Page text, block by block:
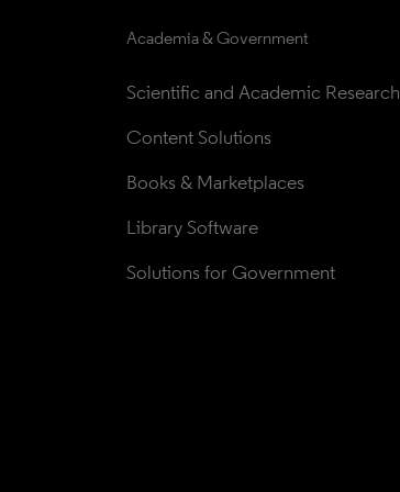
Academia & Government
Scientific and Academic Research
Content Solutions
Books & Marketplaces
Library Software
Solutions for Government